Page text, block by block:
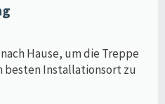
Hause, um die Treppe
besten Installationsort zu